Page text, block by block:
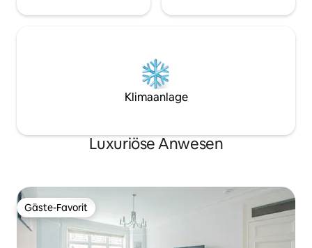
Klimaanlage
Luxuriöse Anwesen
Gäste-Favorit
Gäste-Favorit